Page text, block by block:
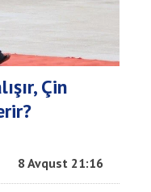
Çin
8 Avqust 21:16